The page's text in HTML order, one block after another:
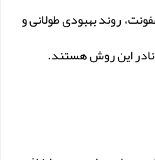
روند بهبودی طولانی و
این روش هستند.